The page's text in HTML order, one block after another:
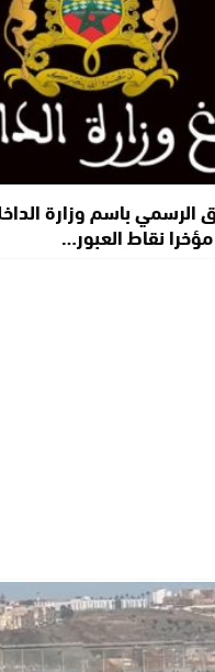
الرسمي باسم وزارة
نقاط العبور…